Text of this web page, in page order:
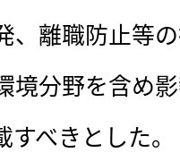
、離職防止等
境分野を含め
べきとした。